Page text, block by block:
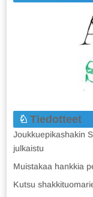
Tiedotteet
Joukkuepikashakin
julkaistu
Muistakaa hankkia
Kutsu